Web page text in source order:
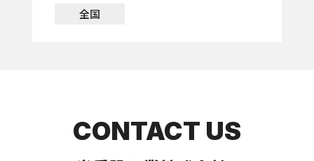
全国
CONTACT US